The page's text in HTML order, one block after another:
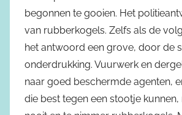
begonnen te gooien. Het
van rubberkogels. Zelfs als de
het antwoord een grove, door de
onderdrukking. Vuurwerk en
naar goed beschermde agenten,
die best tegen een stootje